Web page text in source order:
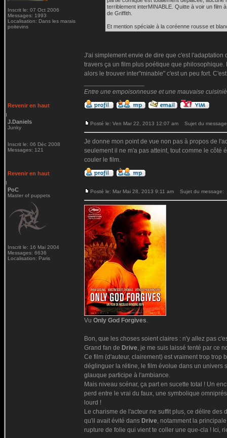
Inscrit le: 07 Oct 2006
Messages: 1993
Localisation: Dans les marais
poitevins
terriblement interMINABLE. Quitte à voir un film
de Griffith.
Et mention spéciale à la coréenne rousse et
J'ai simplement envie de dire que c'est
travers ça un film plus poétique que
alors le trouver inter"minable" c'est un peu fort.
Entre une empoisonneuse et une mauvaise
Revenir en haut
J.Daniels
Junky
Inscrit le: 06 Déc 2008
Messages: 121
Posté le: Ven Mar 22, 2013 12:07 am Sujet du
Je donne mon point de vue non pas à propos de
seulement il ne m'a pas atteint, tout comme le
couler le film.
Revenir en haut
PoC
Master of puppets
Inscrit le: 16 Mai 2004
Messages: 6636
Localisation: Paris
Posté le: Mar Mai 28, 2013 9:11 am Sujet du message:
Vu Only God Forgives.
Bon, que les choses soient claires : n'y allez pas
Grand fan de Drive, je me suis laissé tenté par ce
Ce film (d'auteur, clairement) est vraiment trop
déglinguer la rétine, le film évolue dans un univers
glauque participe à l'ambiance.
Mais niveau scénar, ça part en sucette total ! Un
perd entre le vrai du faux, une symbolique
lourd !
Le charisme de l'acteur ne suffit plus, ce délire
qu'il avait évité dans Drive, notamment la
rupture de folie qui vient te coller une que-cla ! Ici,